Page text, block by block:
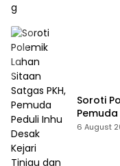
Soroti
Cabut
6 August